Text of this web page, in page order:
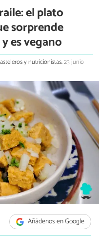
el plato
sorprende
es vegano
y nutricionistas.23 junio
Añádenos en Google